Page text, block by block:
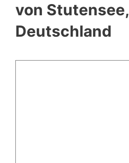
von Stutensee,
Deutschland